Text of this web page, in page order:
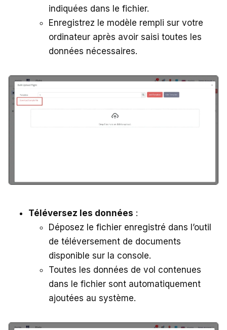
indiquées dans le fichier.
Enregistrez le modèle rempli sur votre
ordinateur après avoir saisi toutes les
données nécessaires.
Téléversez les données :
Déposez le fichier enregistré dans l’outil
de téléversement de documents
disponible sur la console.
Toutes les données de vol contenues
dans le fichier sont automatiquement
ajoutées au système.